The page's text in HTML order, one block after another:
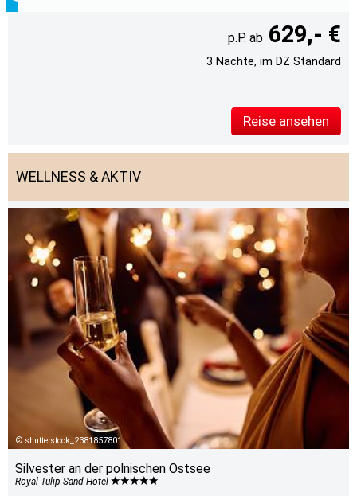
629,- €
3 Nächte, im DZ Standard
Reise ansehen
WELLNESS & AKTIV
shutterstock_2381857801
Silvester an der polnischen Ostsee
Royal Tulip Sand Hotel